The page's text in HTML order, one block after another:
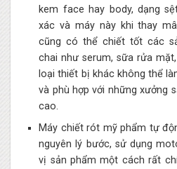
kem face hay body, dạng
xác và máy này khi thay
cũng có thể chiết tốt các
chai như serum, sữa rửa
loại thiết bị khác không thể
và phù hợp với những xưởng
cao.
Máy chiết rót mỹ phẩm tự
nguyên lý bước, sử dụng
vị sản phẩm một cách rất